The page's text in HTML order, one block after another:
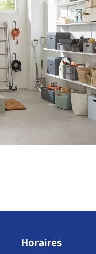
Horaires